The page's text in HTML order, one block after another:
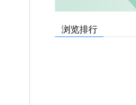
浏览排行